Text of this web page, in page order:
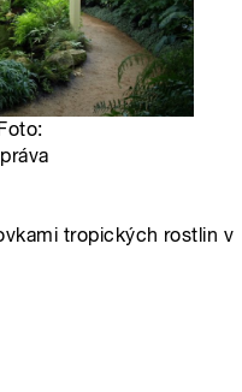
tropických rostlin v